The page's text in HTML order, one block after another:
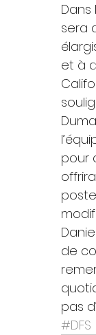
sera
et à
pour
de
pas
#DFS